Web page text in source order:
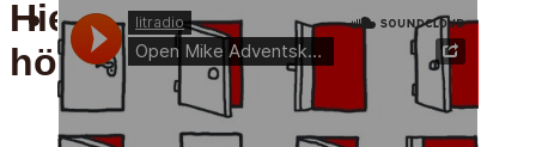
Menu
Hier kann man uns auch
hören: